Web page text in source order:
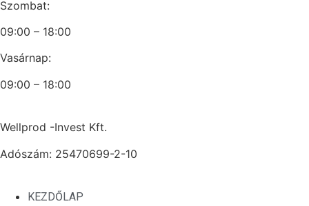
Szombat:
09:00 – 18:00
Vasárnap:
09:00 – 18:00
Wellprod -Invest Kft.
Adószám: 25470699-2-10
KEZDŐLAP